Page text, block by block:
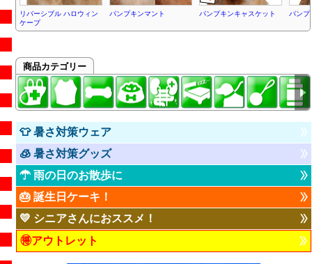
リバーシブル ハロウィン
ケープ
パンプキンマント パンプキンキャスケット パンプ
商品カテゴリー
👕 暑さ対策ウェア
🧊 暑さ対策グッズ
☂ 雨の日のお散歩に
🎂 誕生日ケーキ！
💛 シニアさんにおススメ！
🉐アウトレット